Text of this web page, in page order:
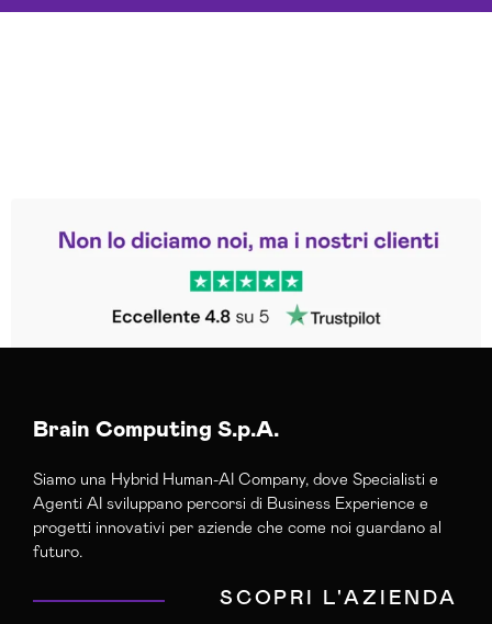
Trustpilot
Brain Computing S.p.A.
Siamo una Hybrid Human-AI Company, dove Specialisti e
Agenti AI sviluppano percorsi di Business Experience e
progetti innovativi per aziende che come noi guardano al
futuro.
SCOPRI L'AZIENDA